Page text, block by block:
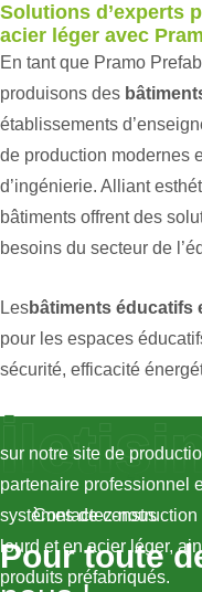
Solutions d’experts
acier léger avec
En tant que Pramo
produisons des
établissements
de production modernes
d’ingénierie. Alliant
bâtiments offrent des
besoins du secteur de
Lesbâtiments éducatifs
pour les espaces
sécurité, efficacité
sur notre site de
partenaire professionnel
systèmes de
lourd et en acier léger,
produits préfabriqués.
Contactez-nous
Pour toute